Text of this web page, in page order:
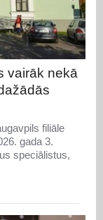
vairāk nekā
filiāle
gada 3.
speciālistus,